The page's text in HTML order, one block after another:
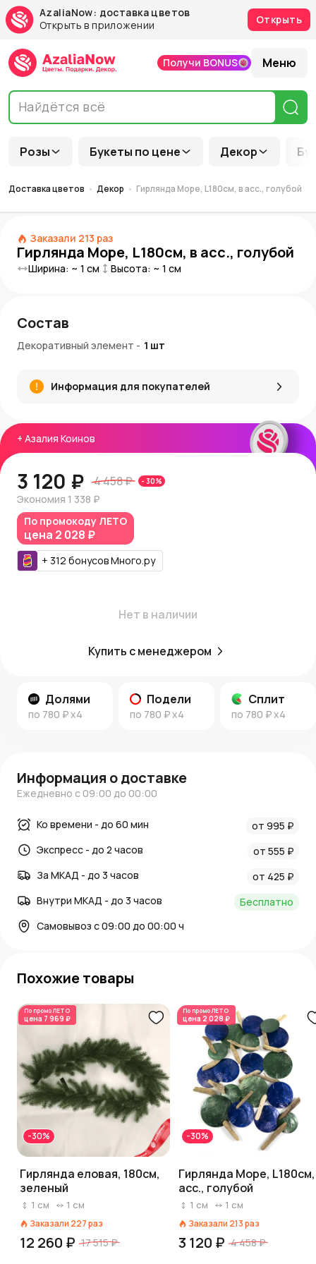
AzaliaNow: доставка цветов
Открыть в приложении
Открыть
Розы Букеты по цене Декор
Получи BONUS Меню
Доставка цветов Декор Гирлянда Море, L180см, в асс., голубой
Заказали 213 раз
Гирлянда Море, L180см, в асс., голубой
Ширина: ~ 1 см Высота: ~ 1 см
+ Азалия Коинов
3 120 ₽ 4 458 ₽ - 30%
Экономия 1 338 ₽
По промокоду ЛЕТО
цена 2 028 ₽
+ 312 бонусовМного.ру
Нет в наличии
Купить с менеджером
Долями
по 780 ₽x4
Подели
по 780 ₽x4
Сплит
по 780 ₽x4
Состав
Декоративный элемент - 1 шт
Информация для покупателей
Информация о доставке
Ежедневно с 09:00 до 00:00
Ко времени - до 60 мин
от 995 ₽
Экспресс - до 2 часов
от 555 ₽
За МКАД - до 3 часов
от 425 ₽
Внутри МКАД - до 3 часов
Бесплатно
Самовывоз с 09:00 до 00:00 ч
Похожие товары
По промоЛЕТО
цена 7 969 ₽
-30%
Гирлянда еловая, 180см,
зеленый
1 см 1 см
Заказали 227раз
12 260 ₽ 17 515 ₽
По промоЛЕТО
цена 2 028 ₽
-30%
Гирлянда Море,
асс., голубой
1 см 1 см
Заказали 213раз
3 120 ₽ 4 458 ₽